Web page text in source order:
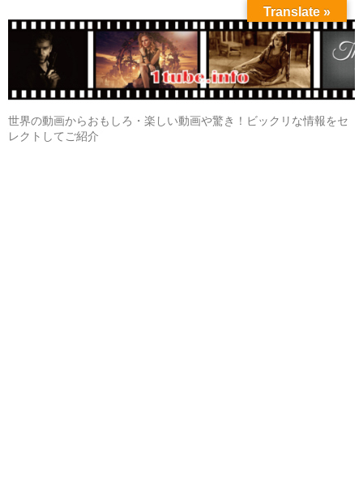
世界の動画からおもしろ・楽しい動画や驚き！ビックリな情報をセ
レクトしてご紹介
Translate »